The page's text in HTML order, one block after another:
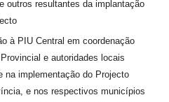
outros resultantes da implantação
à PIU Central em coordenação
e autoridades locais
na implementação do Projecto
e nos respectivos municípios